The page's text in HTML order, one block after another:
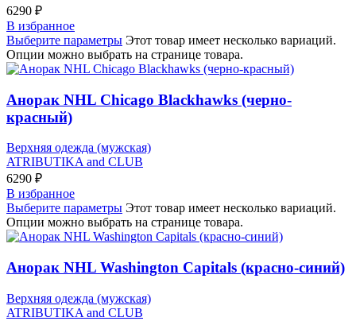
6290 ₽
В избранное
Выберите параметры Этот товар имеет несколько вариаций.
Опции можно выбрать на странице товара.
Анорак NHL Chicago Blackhawks (черно-
красный)
Верхняя одежда (мужская)
ATRIBUTIKA and CLUB
6290 ₽
В избранное
Выберите параметры Этот товар имеет несколько вариаций.
Опции можно выбрать на странице товара.
Анорак NHL Washington Capitals (красно-синий)
Верхняя одежда (мужская)
ATRIBUTIKA and CLUB